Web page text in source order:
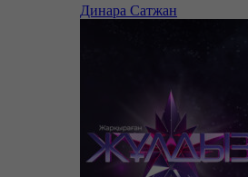
Динара Сатжан